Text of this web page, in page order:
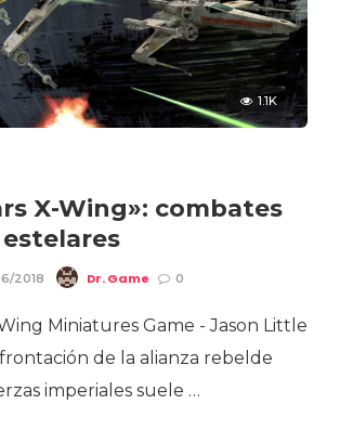
1.1K
X-Wing»: combates
2018 Dr. Game 0
Miniatures Game - Jason Little
de la alianza rebelde
imperiales suele …